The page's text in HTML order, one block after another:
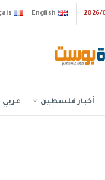
English
أخبار فلسطين عربي